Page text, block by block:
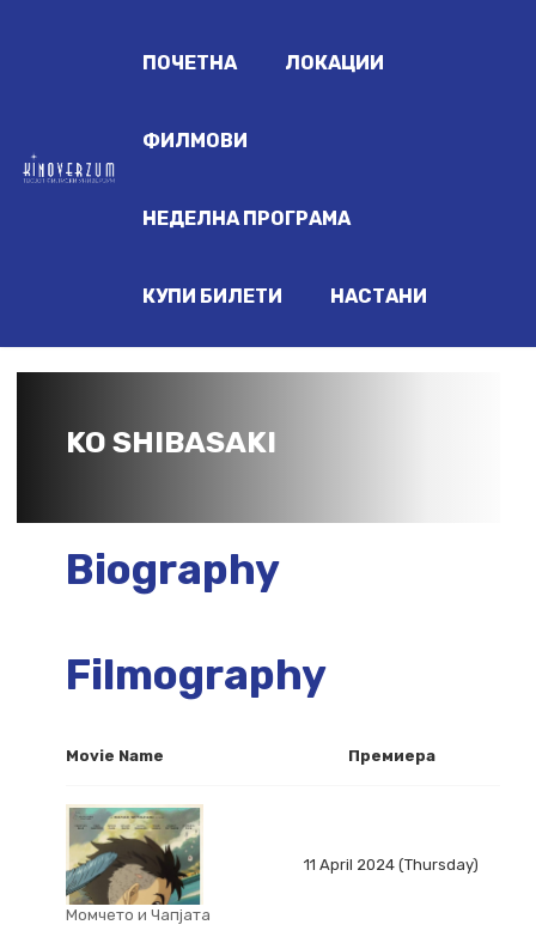
ПОЧЕТНА ЛОКАЦИИ
ФИЛМОВИ
НЕДЕЛНА ПРОГРАМА
КУПИ БИЛЕТИ НАСТАНИ
KO SHIBASAKI
Biography
Filmography
Movie Name Премиера
Момчето и Чапјата
11 April 2024 (Thursday)